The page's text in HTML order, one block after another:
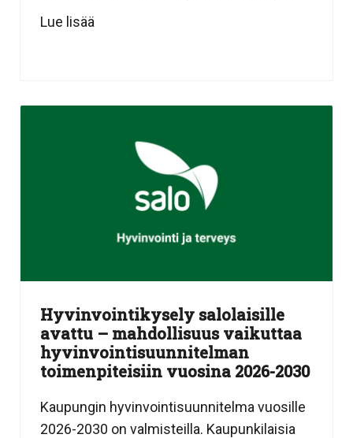
Lue lisää
Hyvinvointikysely salolaisille
avattu – mahdollisuus vaikuttaa
hyvinvointisuunnitelman
toimenpiteisiin vuosina 2026-2030
Kaupungin hyvinvointisuunnitelma vuosille
2026-2030 on valmisteilla. Kaupunkilaisia